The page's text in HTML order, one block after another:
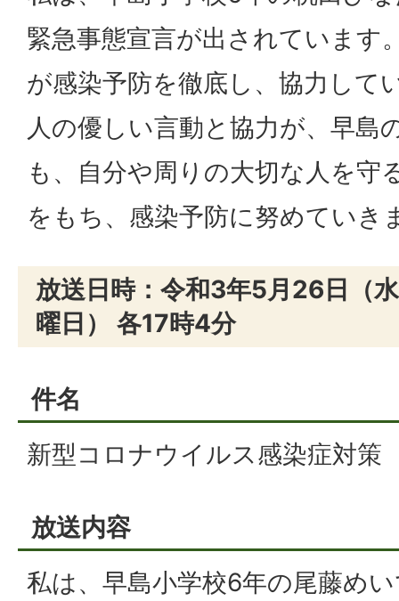
緊急事態宣言が出されています
が感染予防を徹底し、協力して
人の優しい言動と協力が、早島
も、自分や周りの大切な人を守
をもち、感染予防に努めていき
放送日時：令和3年5月26日（
曜日） 各17時4分
件名
新型コロナウイルス感染症対策
放送内容
私は、早島小学校6年の尾藤め